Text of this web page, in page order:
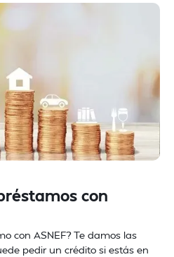
con
con ASNEF? Te damos las
pedir un crédito si estás en